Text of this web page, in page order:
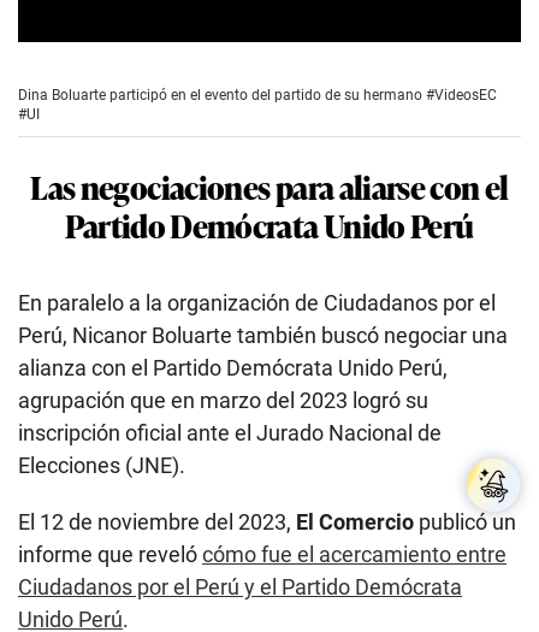
e
c
n
t
s
,
8
s
e
o
n
d
Dina Boluarte participó en el evento del partido de su hermano #VideosEC
#UI
Las negociaciones para aliarse con el
Partido Demócrata Unido Perú
En paralelo a la organización de Ciudadanos por el
Perú, Nicanor Boluarte también buscó negociar una
alianza con el Partido Demócrata Unido Perú,
agrupación que en marzo del 2023 logró su
inscripción oficial ante el Jurado Nacional de
Elecciones (JNE).
El 12 de noviembre del 2023, El Comercio publicó un
informe que revelócómo fue el acercamiento entre
Ciudadanos por el Perú y el Partido Demócrata
Unido Perú.